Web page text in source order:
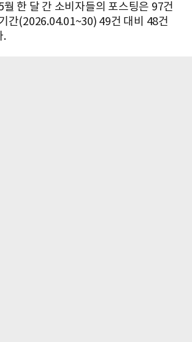
월 한 달 간 소비자들의 포스팅은 97건
간(2026.04.01~30) 49건 대비 48건
.